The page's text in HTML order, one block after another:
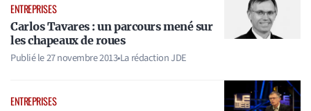
ENTREPRISES
Carlos Tavares : un parcours mené sur
les chapeaux de roues
Publié le27 novembre 2013•La rédaction JDE
ENTREPRISES